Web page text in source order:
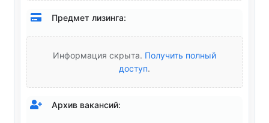
Предмет лизинга:
Информация скрыта. Получить полный
доступ.
Архив вакансий: